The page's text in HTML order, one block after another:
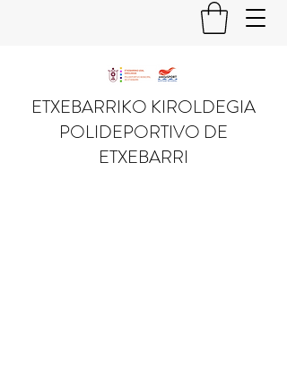
ETXEBARRIKO KIROLDEGIA
POLIDEPORTIVO DE
ETXEBARRI